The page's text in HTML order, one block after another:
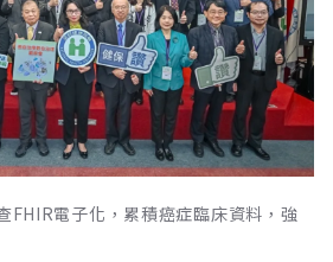
FHIR電子化，累積癌症臨床資料，強